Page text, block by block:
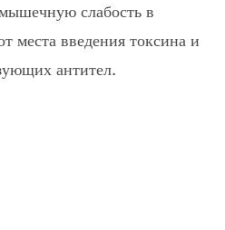
слабость в
места введения токсина и
антител.